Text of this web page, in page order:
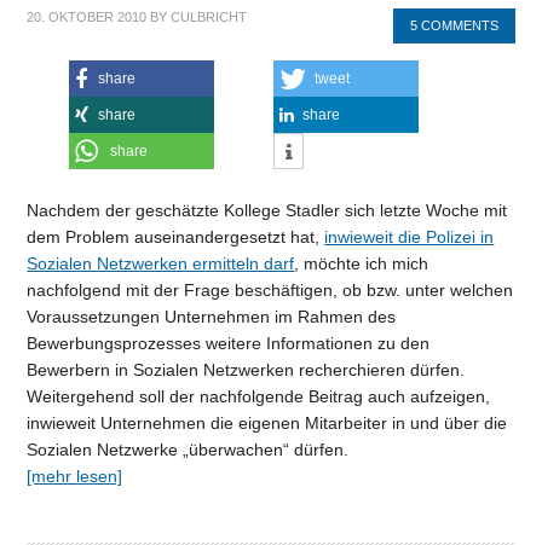
20. OKTOBER 2010 BYCULBRICHT
5 COMMENTS
share tweet
share share
share
Nachdem der geschätzte Kollege Stadler sich letzte Woche mit
dem Problem auseinandergesetzt hat, inwieweit die Polizei in
Sozialen Netzwerken ermitteln darf , möchte ich mich
nachfolgend mit der Frage beschäftigen, ob bzw. unter welchen
Voraussetzungen Unternehmen im Rahmen des
Bewerbungsprozesses weitere Informationen zu den
Bewerbern in Sozialen Netzwerken recherchieren dürfen.
Weitergehend soll der nachfolgende Beitrag auch aufzeigen,
inwieweit Unternehmen die eigenen Mitarbeiter in und über die
Sozialen Netzwerke „überwachen“ dürfen.
[mehr lesen]